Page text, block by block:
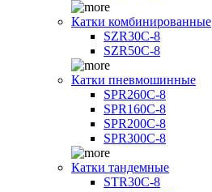
Катки комбинированные
SZR30C-8
SZR50C-8
Катки пневмошинные
SPR260C-8
SPR160C-8
SPR200C-8
SPR300C-8
Катки тандемные
STR30C-8